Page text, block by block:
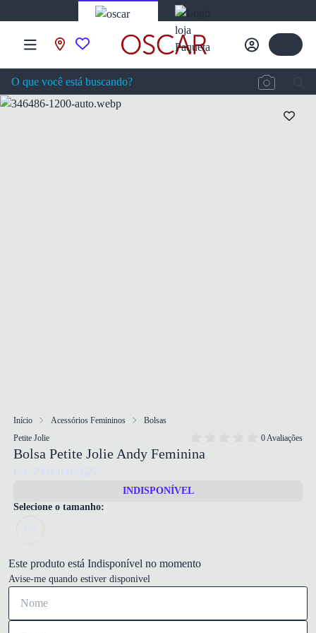
Início Acessórios Femininos
Bolsas
Petite Jolie
0 Avaliações
Bolsa Petite Jolie Andy Feminina
Ref: 7909600948527
INDISPONÍVEL
Selecione o tamanho:
Este produto está Indisponível no momento
Avise-me quando estiver disponivel